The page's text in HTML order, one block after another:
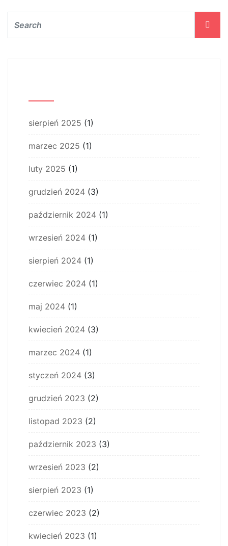
sierpień 2025 (1)
marzec 2025 (1)
luty 2025 (1)
grudzień 2024 (3)
październik 2024 (1)
wrzesień 2024 (1)
sierpień 2024 (1)
czerwiec 2024 (1)
maj 2024 (1)
kwiecień 2024 (3)
marzec 2024 (1)
styczeń 2024 (3)
grudzień 2023 (2)
listopad 2023 (2)
październik 2023 (3)
wrzesień 2023 (2)
sierpień 2023 (1)
czerwiec 2023 (2)
kwiecień 2023 (1)